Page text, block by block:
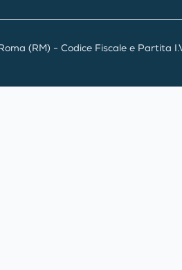
(RM) - Codice Fiscale e Partita